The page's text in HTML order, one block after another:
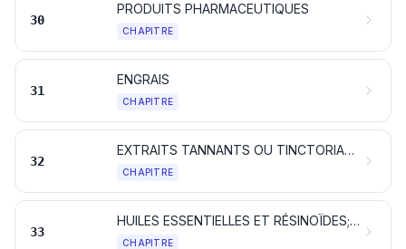
30
PRODUITS PHARMACEUTIQUES
CHAPITRE
31
ENGRAIS
CHAPITRE
32
EXTRAITS TANNANTS OU TINCTORIAUX; TANINS ET LEURS DÉRIVÉS; PIGMENTS ET AUTRES MATIÈRES COLORANTES; PEINTURES ET VERNIS; MASTICS; ENCRES
CHAPITRE
33
HUILES ESSENTIELLES ET RÉSINOÏDES; PRODUITS DE PARFUMERIE OU DE TOILETTE PRÉPARÉS ET PRÉPARATIONS COSMÉTIQUES
CHAPITRE